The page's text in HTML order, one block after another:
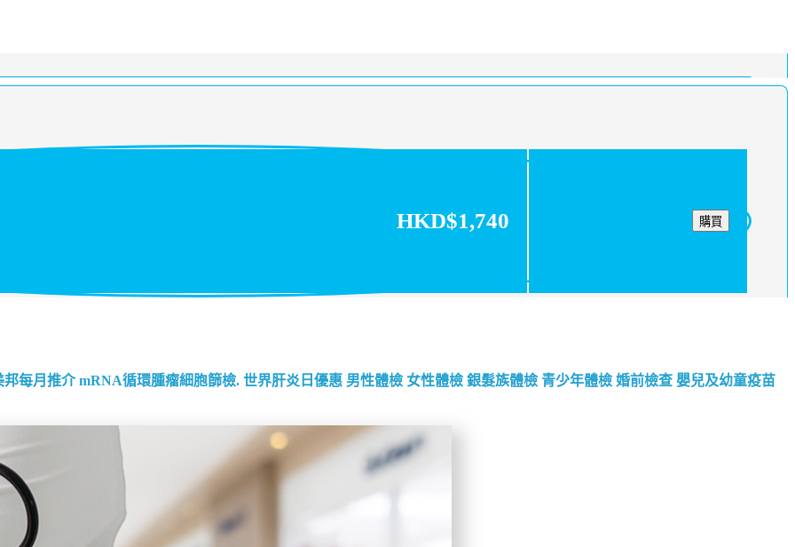
HKD$1,740 購買
邦每月推介 mRNA循環腫瘤細胞篩檢. 世界肝炎日優惠 男性體檢 女性體檢 銀髮族體檢 青少年體檢 婚前檢查 嬰兒及幼童疫苗